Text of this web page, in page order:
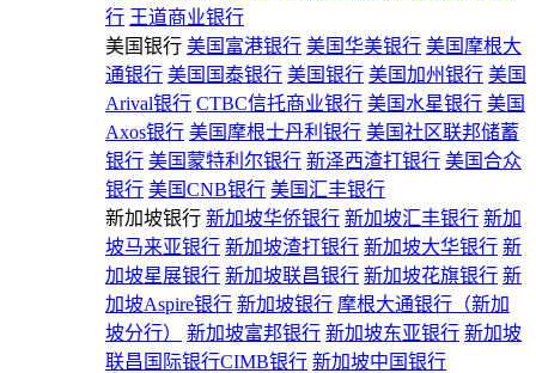
行 王道商业银行
美国银行 美国富港银行 美国华美银行 美国摩根大
通银行 美国国泰银行 美国银行 美国加州银行 美国
Arival银行 CTBC信托商业银行 美国水星银行 美国
Axos银行 美国摩根士丹利银行 美国社区联邦储蓄
银行 美国蒙特利尔银行 新泽西渣打银行 美国合众
银行 美国CNB银行 美国汇丰银行
新加坡银行 新加坡华侨银行 新加坡汇丰银行 新加
坡马来亚银行 新加坡渣打银行 新加坡大华银行 新
加坡星展银行 新加坡联昌银行 新加坡花旗银行 新
加坡Aspire银行 新加坡银行 摩根大通银行（新加
坡分行）
新加坡富邦银行 新加坡东亚银行 新加坡
联昌国际银行CIMB银行 新加坡中国银行